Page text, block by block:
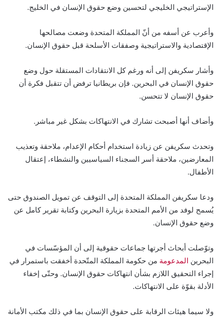
الإستراتيجي الخليجي لتحسين وضع حقوق الإنسان في الخليج.
وأعرب عن أسفه من أنّ المملكة المتحدة وضعت مصالحها
الإقتصادية والاستراتيجية وصفقات الأسلحة قبل حقوق الإنسان.
وأشار سكريفن إلى أنه ورغم كل الانتقادات المستقلة حول وضع
حقوق الإنسان في البحرين. فإن بريطانيا ترفض أن تتقبل فكرة أن
حقوق الإنسان لا تتحسن.
وأضاف أنها أصبحت تشارك في الانتهاكات بشكل غير مباشر.
وتحدث سكريفن عن زيادة استخدام أحكام الإعدام، ملاحقة وتعذيب
المعارضين، ملاحقة أسر السجناء السياسيين والنشطاء، إعتقال
الأطفال.
ودعا سكريفن المملكة المتحدة إلى التوقف عن تمويل الصندوق حتى
يُسمح لوفد من الأمم المتحدة بزيارة البحرين وكتابة تقرير كامل عن
وضع حقوق الإنسان.
وتوّصلت أبحاث أجرتها جماعات حقوقية إلى أن المؤسّسات في
البحرين المدعومة من حكومة المملكة المتّحدة أخفقت باستمرار في
إجراء التحقيق اللازم بشأن انتهاكات حقوق الإنسان. وحتّى إخفاء
الأدلة بقوّة على الانتهاكات.
ولا سيما هيئات الرقابة على حقوق الإنسان بما في ذلك مكتب الأمانة